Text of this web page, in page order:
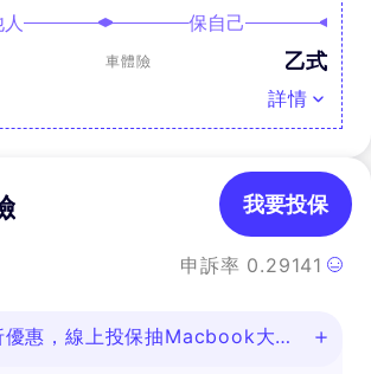
保自己
車體險 乙式
詳情
申訴率 0.29141
我要投保
優惠，線上投保抽Macbook大